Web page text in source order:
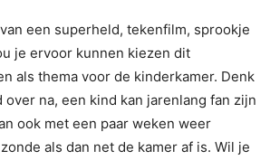
een superheld, tekenfilm, sprookje
je ervoor kunnen kiezen dit
als thema voor de kinderkamer. Denk
na, een kind kan jarenlang fan zijn
ook met een paar weken weer
als dan net de kamer af is. Wil je